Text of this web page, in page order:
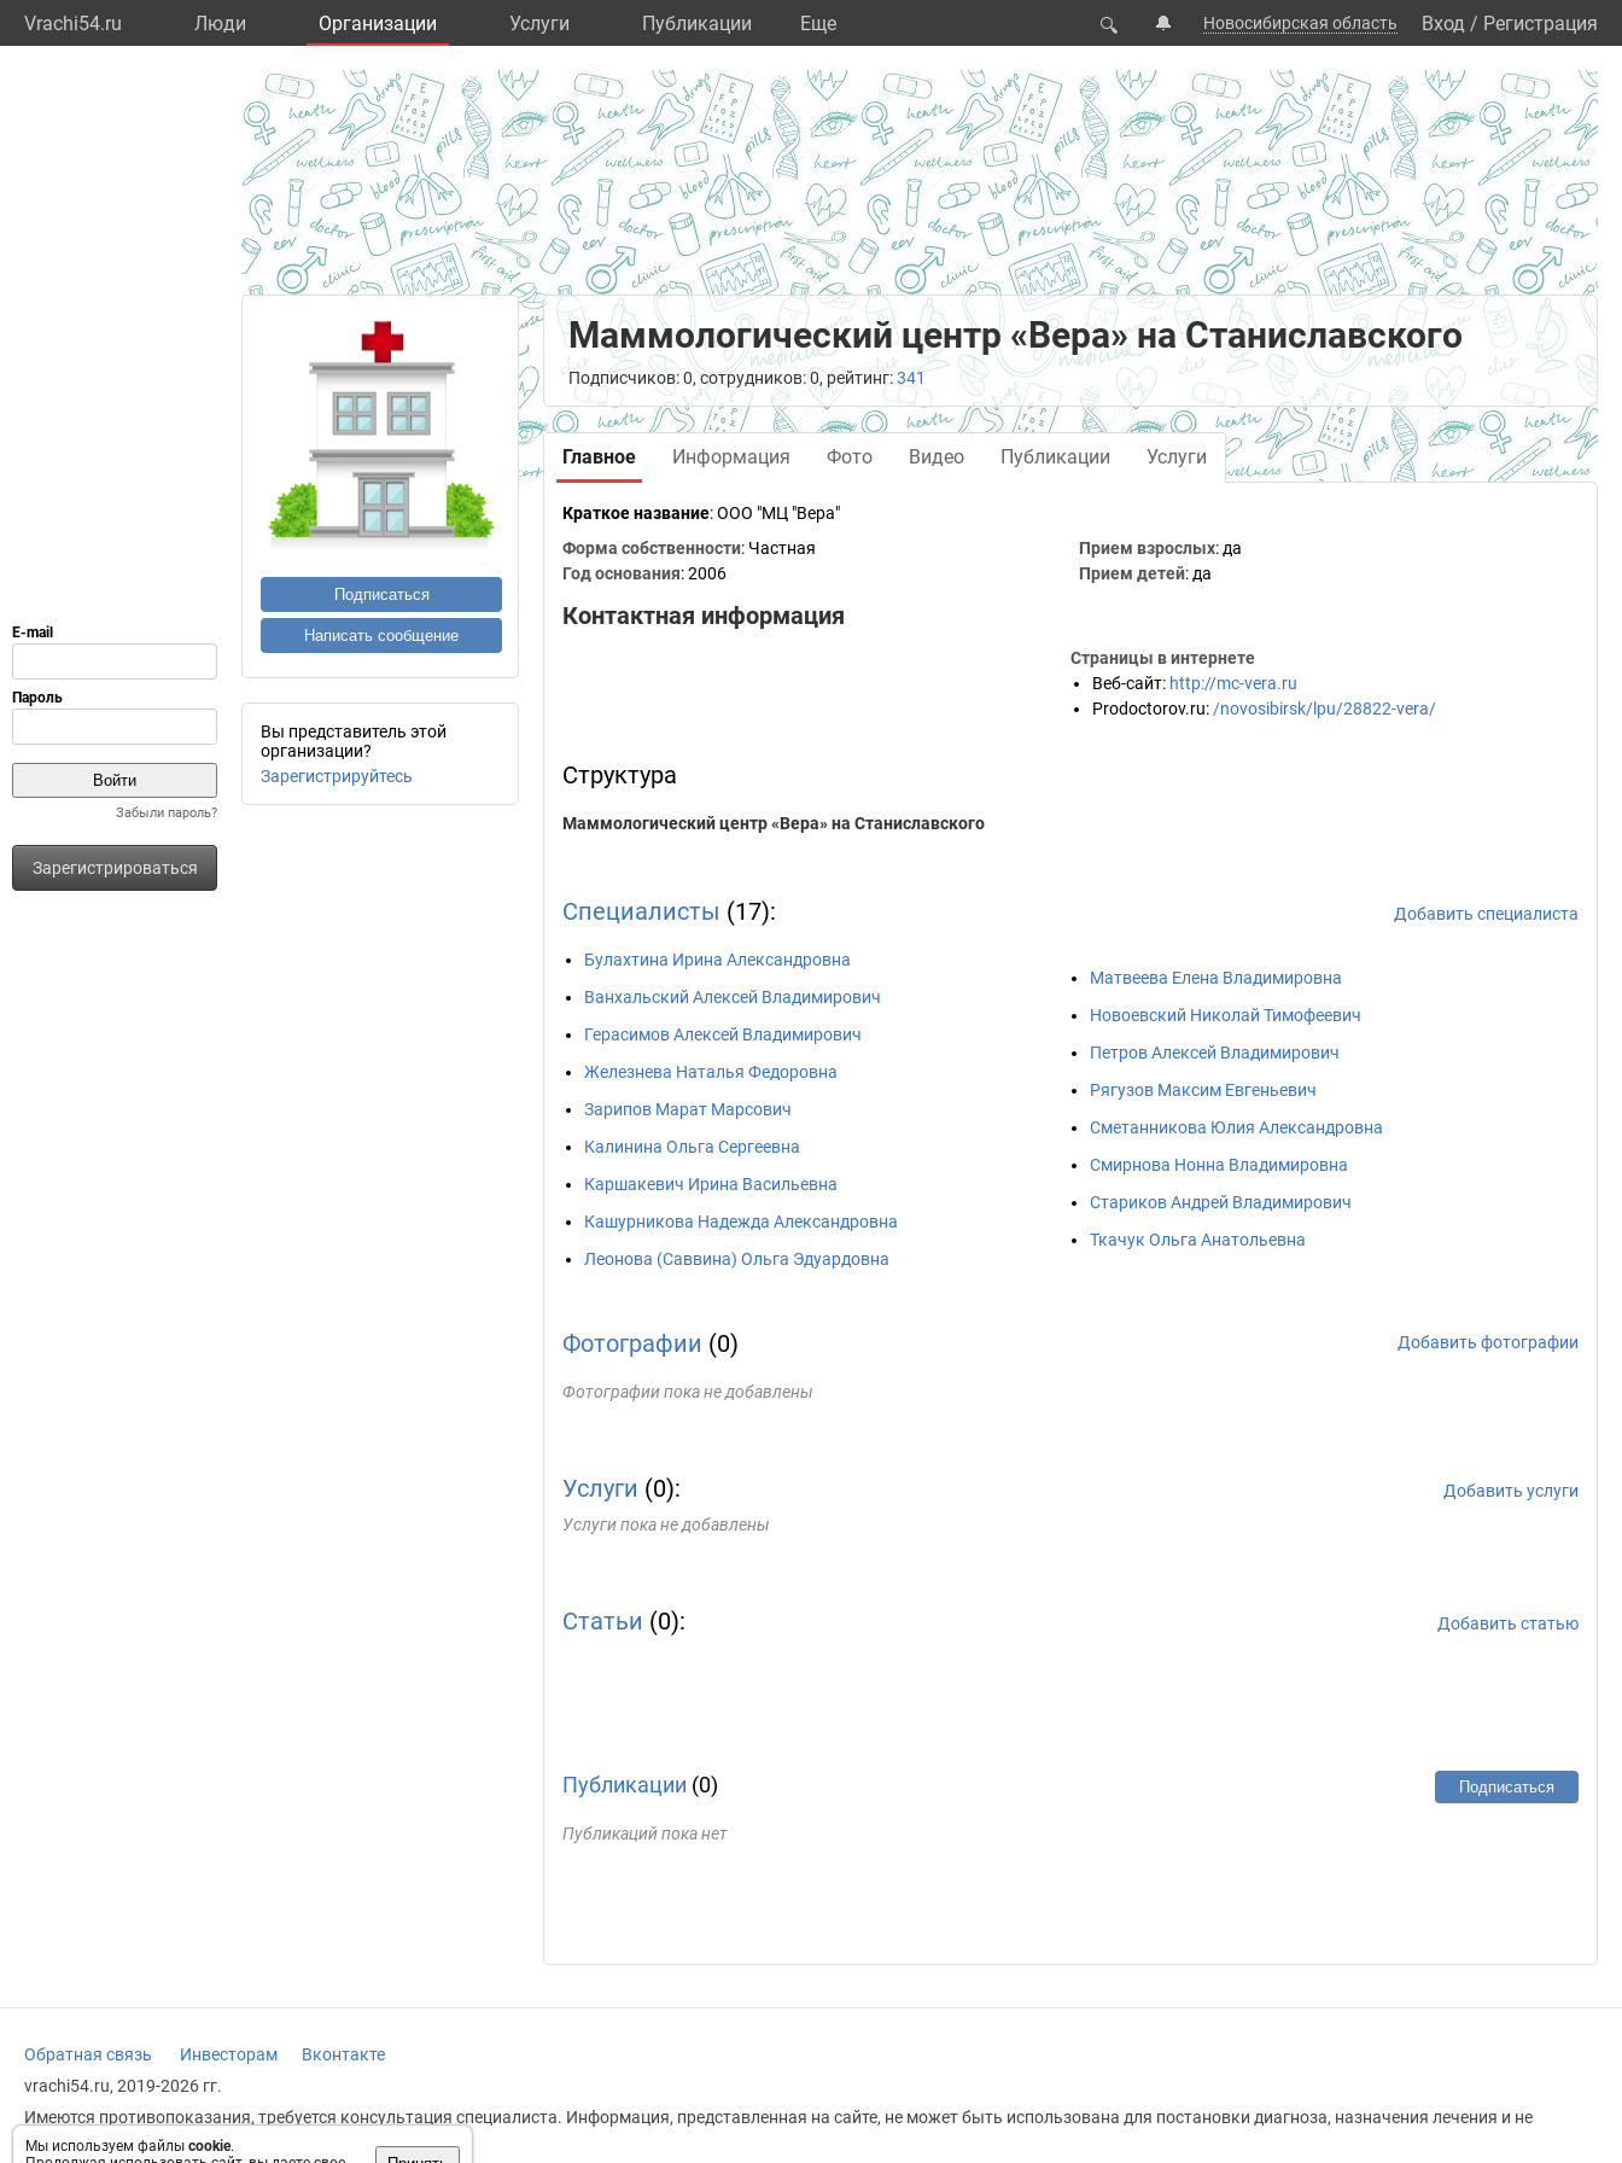
Vrachi54.ru Люди Организации Услуги Публикации Eще 🔍 🔔 Новосибирская область Вход / Регистрация
Забыли пароль?
Зарегистрироваться
Мы используем файлы cookie.
Подписаться
Написать сообщение
Вы представитель этой
организации?
Зарегистрируйтесь
Маммологический центр «Вера» на Станиславского
Подписчиков: 0, сотрудников: 0, рейтинг:341
Главное Информация Фото Видео Публикации Услуги
Краткое название:ООО "МЦ "Вера"
Форма собственности: Частная
Год основания:2006
Прием взрослых: да
Прием детей: да
Контактная информация
Страницы в интернете
Веб-сайт: http://mc-vera.ru
Prodoctorov.ru: /novosibirsk/lpu/28822-vera/
Структура
Маммологический центр «Вера» на Станиславского
Специалисты (17): Добавить специалиста
Булахтина Ирина Александровна
Ванхальский Алексей Владимирович
Герасимов Алексей Владимирович
Железнева Наталья Федоровна
Зарипов Марат Марсович
Калинина Ольга Сергеевна
Каршакевич Ирина Васильевна
Кашурникова Надежда Александровна
Леонова (Саввина) Ольга Эдуардовна
Матвеева Елена Владимировна
Новоевский Николай Тимофеевич
Петров Алексей Владимирович
Рягузов Максим Евгеньевич
Сметанникова Юлия Александровна
Смирнова Нонна Владимировна
Стариков Андрей Владимирович
Ткачук Ольга Анатольевна
Фотографии (0) Добавить фотографии
Фотографии пока не добавлены
Услуги (0):
Добавить услуги
Услуги пока не добавлены
Статьи (0): Добавить статью
Публикации (0) Подписаться
Публикаций пока нет
Обратная связь Инвесторам
Вконтакте
vrachi54.ru, 2019-2026 гг.
Имеются противопоказания, требуется консультация специалиста. Информация, представленная на сайте, не может быть использована для постановки диагноза, назначения лечения и не
заменяет прием врача.